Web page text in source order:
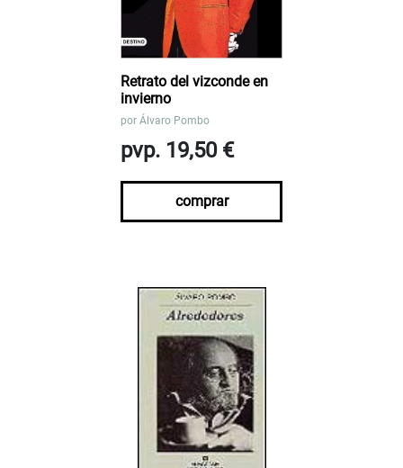
Retrato del vizconde en
invierno
por Álvaro Pombo
pvp. 19,50 €
comprar